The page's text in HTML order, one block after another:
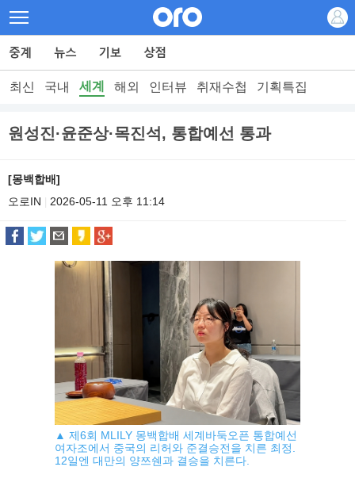
최신 국내 세계 해외 인터뷰 취재수첩 기획특집
원성진·윤준상·목진석, 통합예선 통과
[몽백합배]
오로IN
2026-05-11 오후 11:14
▲ 제6회 MLILY 몽백합배 세계바둑오픈 통합예선
여자조에서 중국의 리허와 준결승전을 치른 최정.
12일엔 대만의 양쯔쉔과 결승을 치른다.